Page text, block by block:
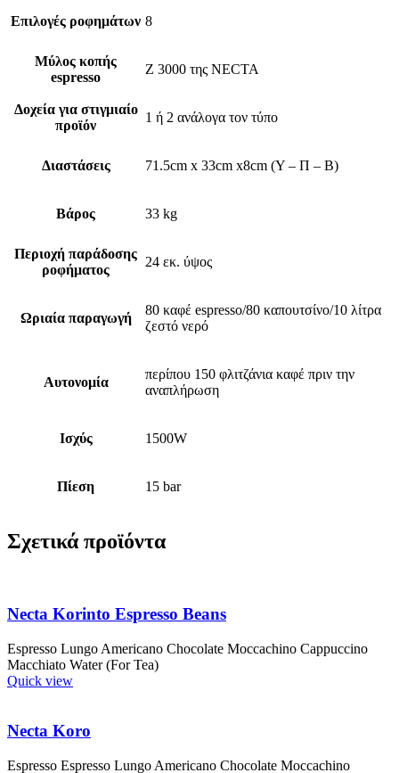
Επιλογές ροφημάτων 8
Μύλος κοπής
espresso
Ζ 3000 της NECTA
Δοχεία για στιγμιαίο
προϊόν
1 ή 2 ανάλογα τον τύπο
Διαστάσεις 71.5cm x 33cm x8cm (Υ – Π – Β)
Βάρος 33 kg
Περιοχή παράδοσης
ροφήματος
24 εκ. ύψος
Ωριαία παραγωγή
80 καφέ espresso/80 καπουτσίνο/10 λίτρα
ζεστό νερό
Αυτονομία
περίπου 150 φλιτζάνια καφέ πριν την
αναπλήρωση
Ισχύς 1500W
Πίεση 15 bar
Σχετικά προϊόντα
Necta Korinto Espresso Beans
Espresso Lungo Americano Chocolate Moccachino Cappuccino
Macchiato Water (For Tea)
Quick view
Necta Koro
Espresso Espresso Lungo Americano Chocolate Moccachino